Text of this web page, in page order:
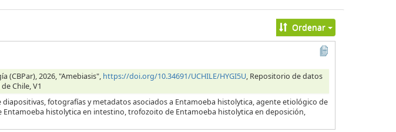
Ordenar
(CBPar), 2026, "Amebiasis", https://doi.org/10.34691/UCHILE/HYGI5U, Repositorio de datos
Chile, V1
fotografías y metadatos asociados a Entamoeba histolytica, agente etiológico de
Entamoeba histolytica en intestino, trofozoito de Entamoeba histolytica en deposición,